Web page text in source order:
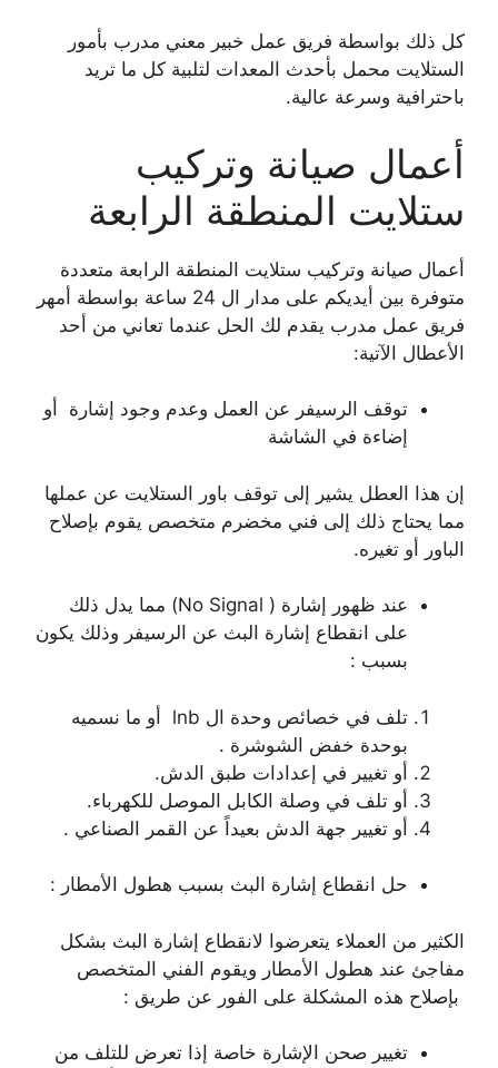
كل ذلك بواسطة فريق عمل خبير معني مدرب بأمور
الستلايت محمل بأحدث المعدات لتلبية كل ما تريد
باحترافية وسرعة عالية.
أعمال صيانة وتركيب
ستلايت المنطقة الرابعة
أعمال صيانة وتركيب ستلايت المنطقة الرابعة متعددة
متوفرة بين أيديكم على مدار ال 24 ساعة بواسطة أمهر
فريق عمل مدرب يقدم لك الحل عندما تعاني من أحد
الأعطال الآتية:
توقف الرسيفر عن العمل وعدم وجود إشارة أو
إضاءة في الشاشة
إن هذا العطل يشير إلى توقف باور الستلايت عن عملها
مما يحتاج ذلك إلى فني مخضرم متخصص يقوم بإصلاح
الباور أو تغيره.
عند ظهور إشارة ( No Signal) مما يدل ذلك
على انقطاع إشارة البث عن الرسيفر وذلك يكون
بسبب :
تلف في خصائص وحدة ال lnb أو ما نسميه
بوحدة خفض الشوشرة .
أو تغيير في إعدادات طبق الدش.
أو تلف في وصلة الكابل الموصل للكهرباء.
أو تغيير جهة الدش بعيداً عن القمر الصناعي .
حل انقطاع إشارة البث بسبب هطول الأمطار :
الكثير من العملاء يتعرضوا لانقطاع إشارة البث بشكل
مفاجئ عند هطول الأمطار ويقوم الفني المتخصص
بإصلاح هذه المشكلة على الفور عن طريق :
تغيير صحن الإشارة خاصة إذا تعرض للتلف من